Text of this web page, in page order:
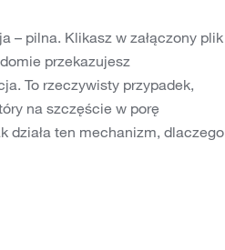
– pilna. Klikasz w załączony plik
przekazujesz
To rzeczywisty przypadek,
na szczęście w porę
działa ten mechanizm, dlaczego